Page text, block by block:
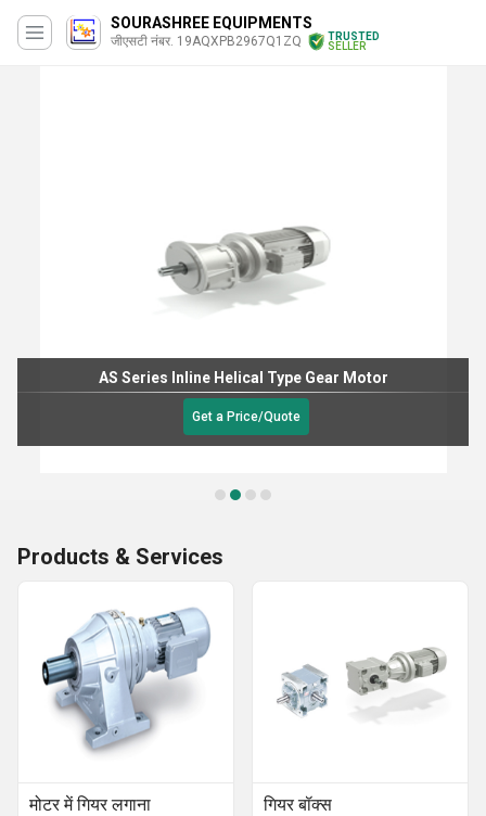
SOURASHREE EQUIPMENTS
जीएसटी नंबर. 19AQXPB2967Q1ZQ
TRUSTED
SELLER
AS Series Inline Helical Type Gear Motor
Get a Price/Quote
Products & Services
मोटर में गियर लगाना गियर बॉक्स